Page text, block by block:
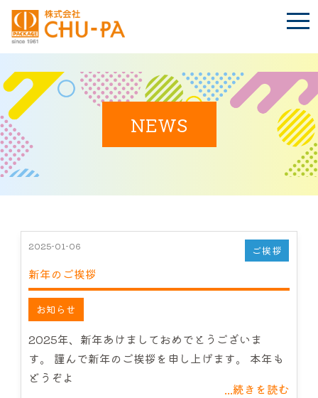
t
o
e
n
a
v
i
g
a
t
o
n
Language BLOG
会社案内
製品紹介
サービス案内
NEWS
2025-01-06
新年のご挨拶
ご挨拶
お知らせ
2025年、新年あけましておめでとうございま
す。 謹んで新年のご挨拶を申し上げます。 本年も
どうぞよ
...続きを読む